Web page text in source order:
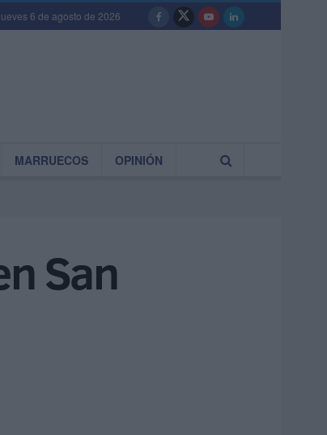
jueves 6 de agosto de 2026
MARRUECOS OPINIÓN
San